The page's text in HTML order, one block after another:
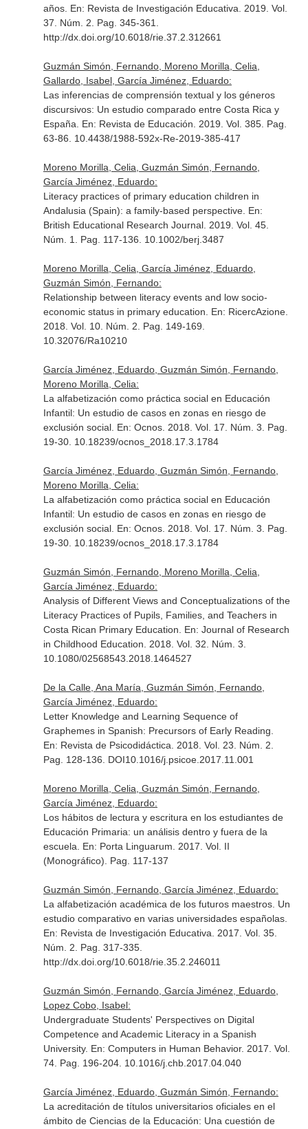
años. En: Revista de Investigación Educativa . 2019. Vol.
37. Núm. 2. Pag. 345-361.
http://dx.doi.org/10.6018/rie.37.2.312661
Guzmán Simón, Fernando, Moreno Morilla, Celia,
Gallardo, Isabel, García Jiménez, Eduardo:
Las inferencias de comprensión textual y los géneros
discursivos: Un estudio comparado entre Costa Rica y
España. En: Revista de Educación . 2019. Vol. 385. Pag.
63-86. 10.4438/1988-592x-Re-2019-385-417
Moreno Morilla, Celia, Guzmán Simón, Fernando,
García Jiménez, Eduardo:
Literacy practices of primary education children in
Andalusia (Spain): a family-based perspective. En:
British Educational Research Journal. 2019. Vol. 45.
Núm. 1. Pag. 117-136. 10.1002/berj.3487
Moreno Morilla, Celia, García Jiménez, Eduardo,
Guzmán Simón, Fernando:
Relationship between literacy events and low socio-
economic status in primary education. En: RicercAzione.
2018. Vol. 10. Núm. 2. Pag. 149-169.
10.32076/Ra10210
García Jiménez, Eduardo, Guzmán Simón, Fernando,
Moreno Morilla, Celia:
La alfabetización como práctica social en Educación
Infantil: Un estudio de casos en zonas en riesgo de
exclusión social. En: Ocnos. 2018. Vol. 17. Núm. 3. Pag.
19-30. 10.18239/ocnos_2018.17.3.1784
García Jiménez, Eduardo, Guzmán Simón, Fernando,
Moreno Morilla, Celia:
La alfabetización como práctica social en Educación
Infantil: Un estudio de casos en zonas en riesgo de
exclusión social. En: Ocnos. 2018. Vol. 17. Núm. 3. Pag.
19-30. 10.18239/ocnos_2018.17.3.1784
Guzmán Simón, Fernando, Moreno Morilla, Celia,
García Jiménez, Eduardo:
Analysis of Different Views and Conceptualizations of the
Literacy Practices of Pupils, Families, and Teachers in
Costa Rican Primary Education. En: Journal of Research
in Childhood Education . 2018. Vol. 32. Núm. 3.
10.1080/02568543.2018.1464527
De la Calle, Ana María, Guzmán Simón, Fernando,
García Jiménez, Eduardo:
Letter Knowledge and Learning Sequence of
Graphemes in Spanish: Precursors of Early Reading.
En: Revista de Psicodidáctica . 2018. Vol. 23. Núm. 2.
Pag. 128-136. DOI10.1016/j.psicoe.2017.11.001
Moreno Morilla, Celia, Guzmán Simón, Fernando,
García Jiménez, Eduardo:
Los hábitos de lectura y escritura en los estudiantes de
Educación Primaria: un análisis dentro y fuera de la
escuela. En: Porta Linguarum . 2017. Vol. II
(Monográfico). Pag. 117-137
Guzmán Simón, Fernando, García Jiménez, Eduardo:
La alfabetización académica de los futuros maestros. Un
estudio comparativo en varias universidades españolas.
En: Revista de Investigación Educativa . 2017. Vol. 35.
Núm. 2. Pag. 317-335.
http://dx.doi.org/10.6018/rie.35.2.246011
Guzmán Simón, Fernando, García Jiménez, Eduardo,
Lopez Cobo, Isabel:
Undergraduate Students' Perspectives on Digital
Competence and Academic Literacy in a Spanish
University. En: Computers in Human Behavior. 2017. Vol.
74. Pag. 196-204. 10.1016/j.chb.2017.04.040
García Jiménez, Eduardo, Guzmán Simón, Fernando:
La acreditación de títulos universitarios oficiales en el
ámbito de Ciencias de la Educación: Una cuestión de